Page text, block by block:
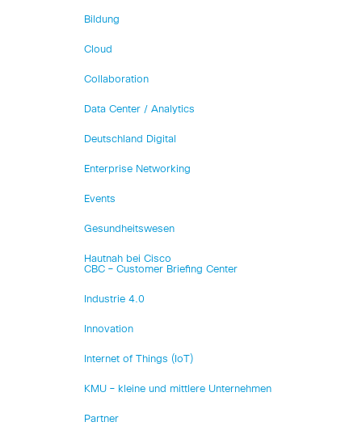
Bildung
Cloud
Collaboration
Data Center / Analytics
Deutschland Digital
Enterprise Networking
Events
Gesundheitswesen
Hautnah bei Cisco
CBC – Customer Briefing Center
Industrie 4.0
Innovation
Internet of Things (IoT)
KMU – kleine und mittlere Unternehmen
Partner